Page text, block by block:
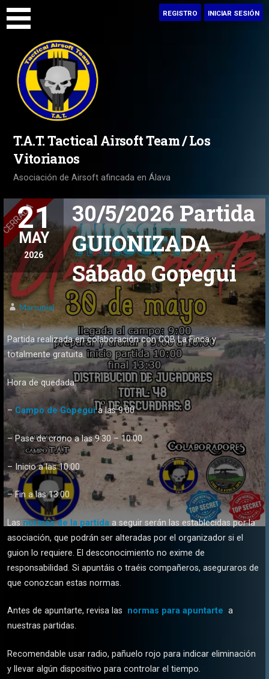
Saltar
REGISTRO INICIAR SESIÓN
T.A.T. Tactical Airsoft Team / Los
Vitorianos
Asociación de Airsoft afincada en Álava
30/5/2026 Partida
GUIONIZADA
Sábado Gopegui
21
MAY
2026
Marsupial
Partida realizada en colaboración con CQB La Finca y
totalmente gratuita.
Hora de quedada:
–Campo de Gopeguia las 9:00
– Pase de crono a las 9:30 – 10:00
– Inicio a las 10:00
– Fin a las 13:00
Las normas de la partida a seguir serán las establecidas por la
asociación, que podrán ser alteradas por el organizador si el
guion lo requiere. El desconocimiento no exime de
responsabilidad. Si apuntáis o traéis compañeros, aseguraros de
que conozcan estas normas.
Antes de apuntarte, revisa las normas para apuntarte a
nuestras partidas.
Recomendable usar radio, pañuelo rojo para indicar eliminación
y llevar algún dispositivo para controlar el tiempo.